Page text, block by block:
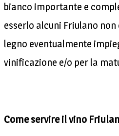
bianco importante e
esserlo alcuni Friulano
legno eventualmente
vinificazione e/o per la
Come servire il vino